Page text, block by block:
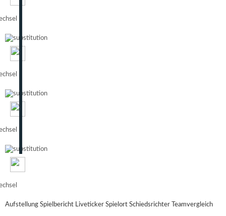
Aufstellung Spielbericht Liveticker Spielort Schiedsrichter Teamvergleich